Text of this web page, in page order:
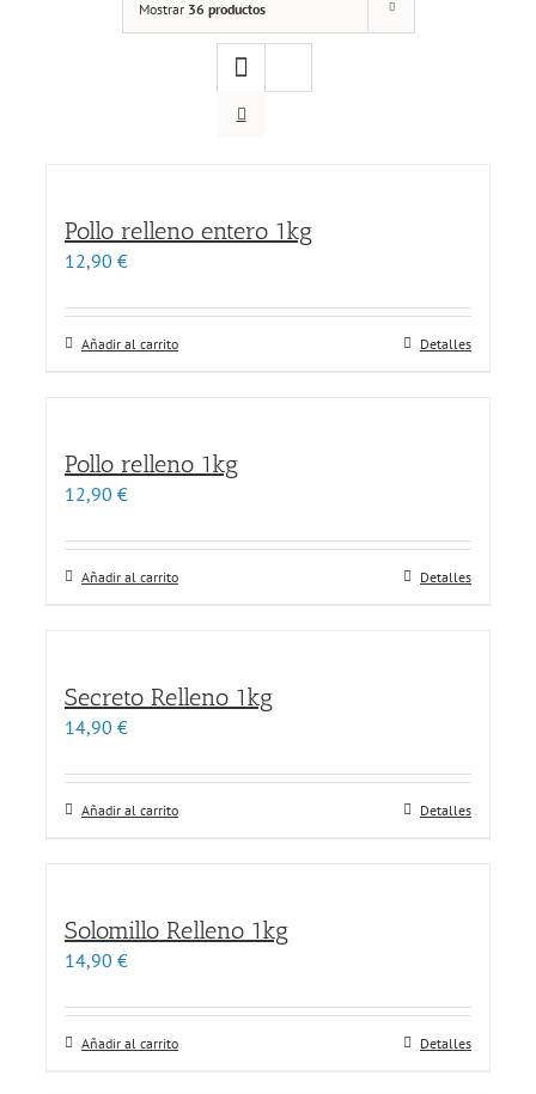
Mostrar 36 productos
Pollo relleno entero 1kg
12,90 €
Añadir al carrito Detalles
Pollo relleno 1kg
12,90 €
Añadir al carrito Detalles
Secreto Relleno 1kg
14,90 €
Añadir al carrito Detalles
Solomillo Relleno 1kg
14,90 €
Añadir al carrito Detalles